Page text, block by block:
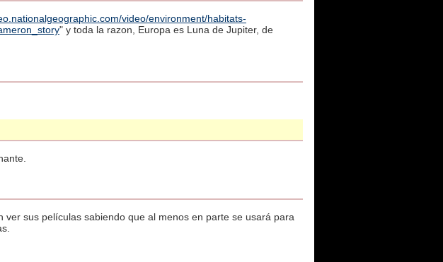
video/environment/habitats-
" y toda la razon, Europa es Luna de Jupiter, de
sus películas sabiendo que al menos en parte se usará para